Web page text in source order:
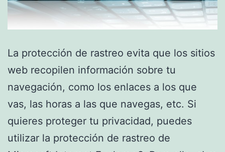
La protección de rastreo evita que los sitios
web recopilen información sobre tu
navegación, como los enlaces a los que
vas, las horas a las que navegas, etc. Si
quieres proteger tu privacidad, puedes
utilizar la protección de rastreo de